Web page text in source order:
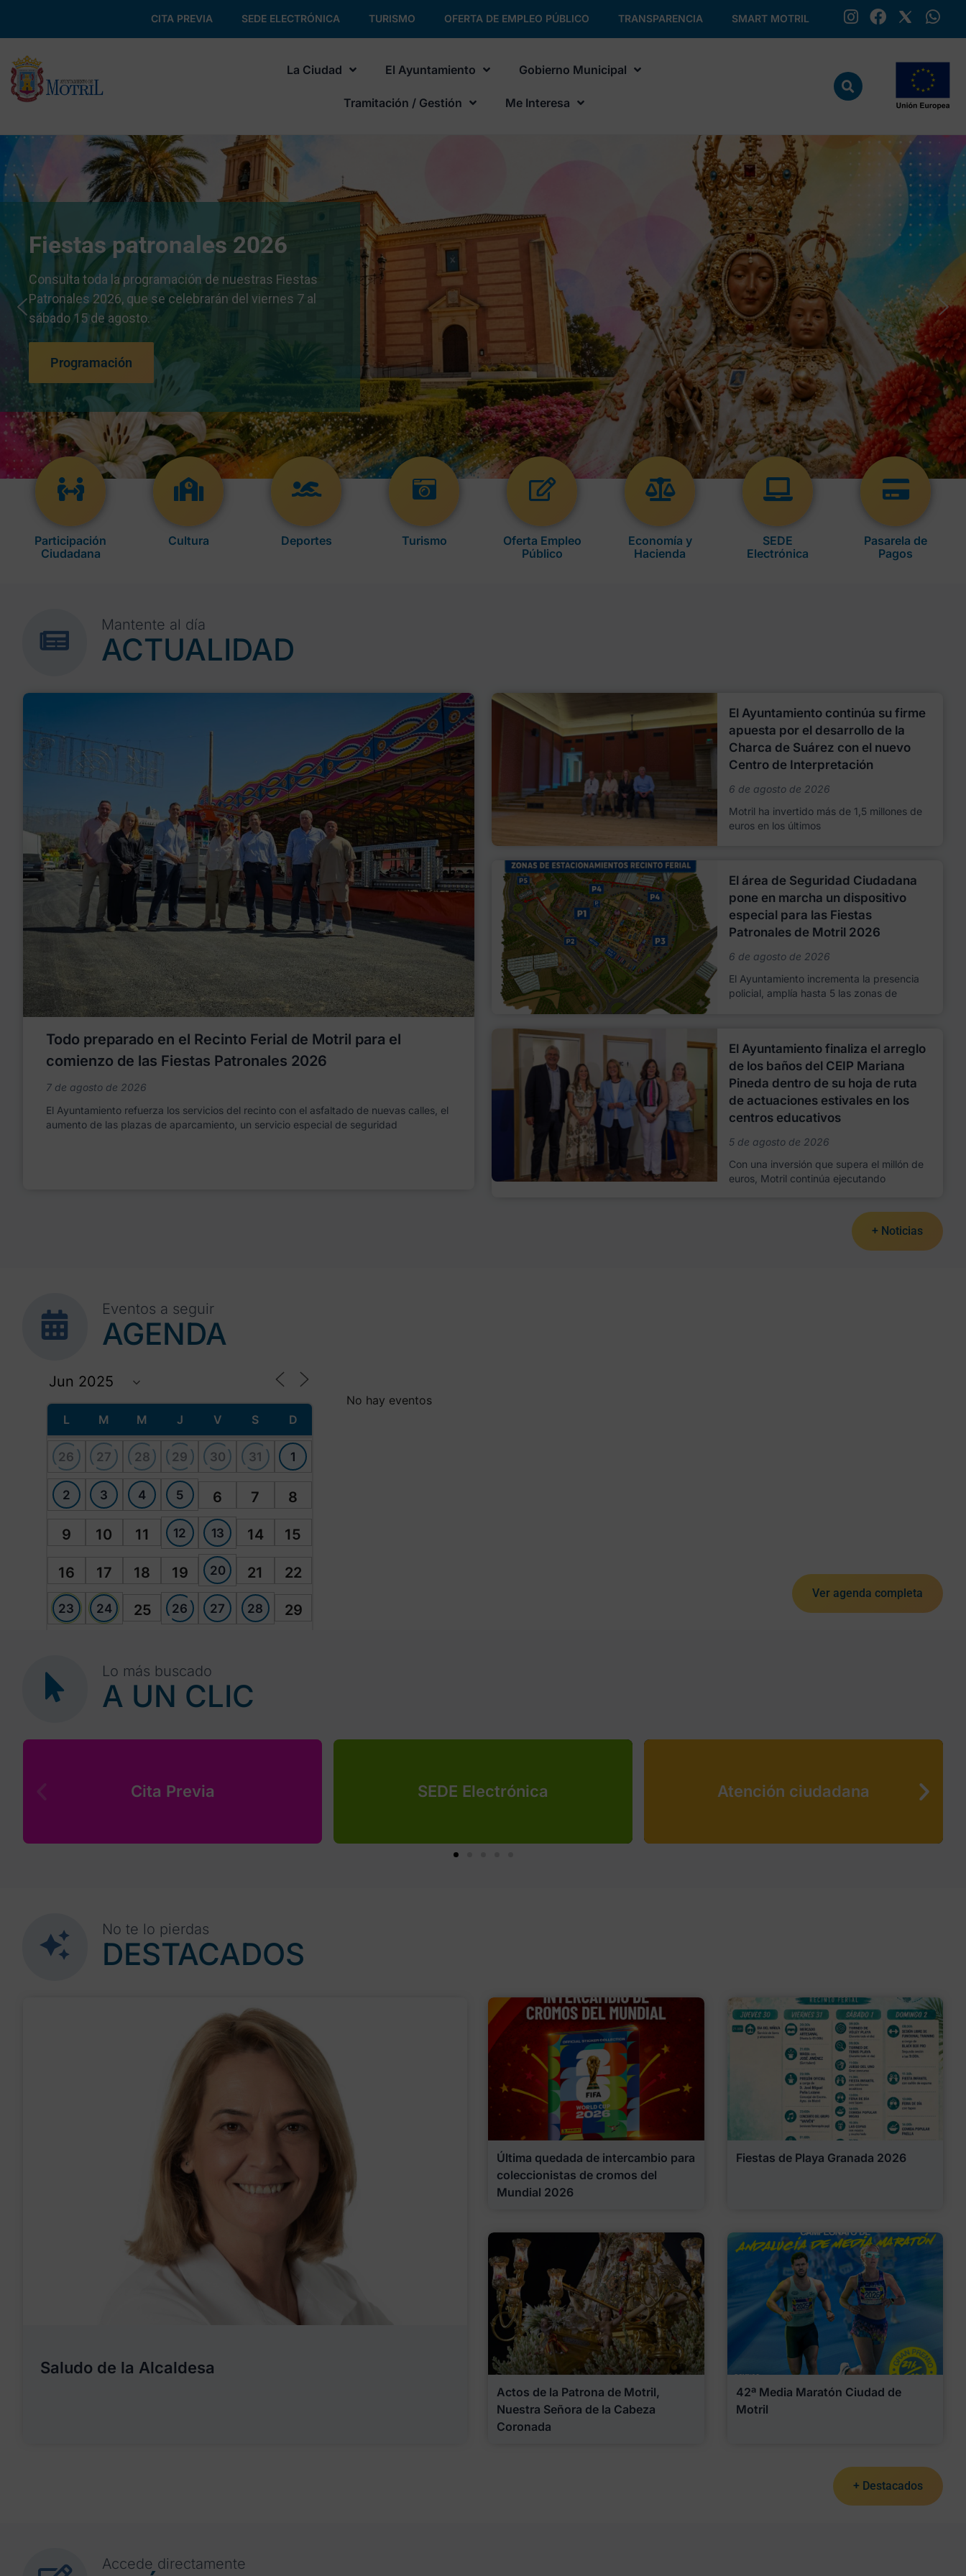
CITA PREVIA SEDE ELECTRÓNICA TURISMO OFERTA DE EMPLEO PÚBLICO TRANSPARENCIA SMART MOTRIL
La Ciudad El Ayuntamiento Gobierno Municipal
Tramitación / Gestión Me Interesa
Fiestas patronales 2026
Consulta toda la programación de nuestras Fiestas
Patronales 2026, que se celebrarán del viernes 7 al
sábado 15 de agosto.
Programación
Participación
Ciudadana
Cultura Deportes Turismo
Oferta Empleo
Público
Economía y
Hacienda
SEDE
Electrónica
Pasarela de
Pagos
Mantente al día
ACTUALIDAD
Todo preparado en el Recinto Ferial de Motril para el
comienzo de las Fiestas Patronales 2026
7 de agosto de 2026
El Ayuntamiento refuerza los servicios del recinto con el asfaltado de nuevas calles, el
aumento de las plazas de aparcamiento, un servicio especial de seguridad
El Ayuntamiento continúa su firme
apuesta por el desarrollo de la
Charca de Suárez con el nuevo
Centro de Interpretación
6 de agosto de 2026
Motril ha invertido más de 1,5 millones de
euros en los últimos
El área de Seguridad Ciudadana
pone en marcha un dispositivo
especial para las Fiestas
Patronales de Motril 2026
6 de agosto de 2026
El Ayuntamiento incrementa la presencia
policial, amplía hasta 5 las zonas de
El Ayuntamiento finaliza el arreglo
de los baños del CEIP Mariana
Pineda dentro de su hoja de ruta
de actuaciones estivales en los
centros educativos
5 de agosto de 2026
Con una inversión que supera el millón de
euros, Motril continúa ejecutando
+ Noticias
Eventos a seguir
AGENDA
L M M J V S D
26 27 28 29 30 31 1
2 3 4 5 6 7 8
9 10 11 12 13 14 15
16 17 18 19 20 21 22
23 24 25 26 27 28 29
No hay eventos
Ver agenda completa
Lo más buscado
A UN CLIC
Cita Previa SEDE Electrónica Atención ciudadana
No te lo pierdas
DESTACADOS
Saludo de la Alcaldesa
Última quedada de intercambio para
coleccionistas de cromos del
Mundial 2026
Fiestas de Playa Granada 2026
Actos de la Patrona de Motril,
Nuestra Señora de la Cabeza
Coronada
42ª Media Maratón Ciudad de
Motril
+ Destacados
Accede directamente